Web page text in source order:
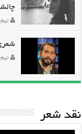
تیم
تیم
نقد شعر